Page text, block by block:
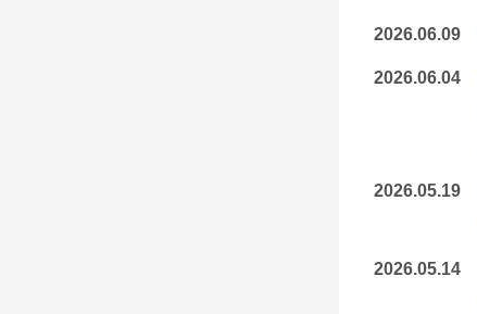
2026.06.09
2026.06.04
2026.05.19
2026.05.14